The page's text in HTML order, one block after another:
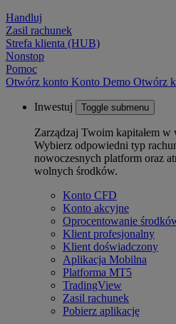
Handluj
Zasil rachunek
Strefa klienta (HUB)
Nonstop
Pomoc
Otwórz konto Konto Demo Otwórz
Inwestuj Toggle submenu
Zarządzaj Twoim kapitałem w
Wybierz odpowiedni typ
nowoczesnych platform oraz
wolnych środków.
Konto CFD
Konto akcyjne
Oprocentowanie
Klient profesjonalny
Klient doświadczony
Aplikacja Mobilna
Platforma MT5
TradingView
Zasil rachunek
Pobierz aplikację